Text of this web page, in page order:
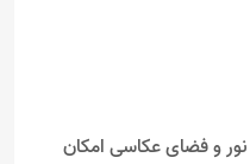
نور و فضای عکاسی امکان